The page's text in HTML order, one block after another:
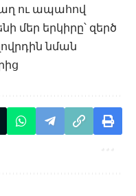
ու ապահով
մեր երկիրը՝ զերծ
նման